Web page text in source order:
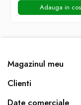
Adauga in cos
Magazinul meu
Clienti
Date comerciale